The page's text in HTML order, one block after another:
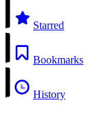
Starred
Bookmarks
History